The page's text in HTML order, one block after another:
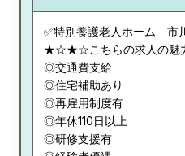
✅特別養護老人ホーム 市
★☆★☆こちらの求人の
◎交通費支給
◎住宅補助あり
◎再雇用制度有
◎年休110日以上
◎研修支援有